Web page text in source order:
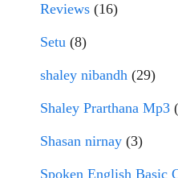
Reviews (16)
Setu (8)
shaley nibandh (29)
Shaley Prarthana Mp3
Shasan nirnay (3)
Spoken English Basic